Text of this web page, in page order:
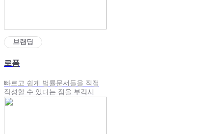
브랜딩
로폼
빠르고 쉽게 법률문서들을 직접
작성할 수 있다는 점을 부각시켜
만든 플랫폼 광고